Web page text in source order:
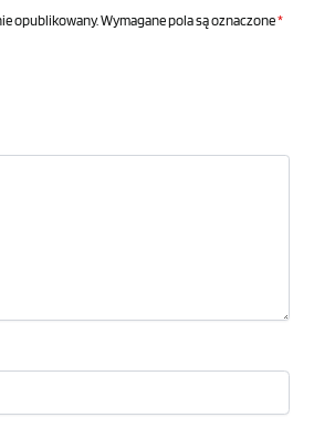
opublikowany.Wymagane pola są oznaczone*